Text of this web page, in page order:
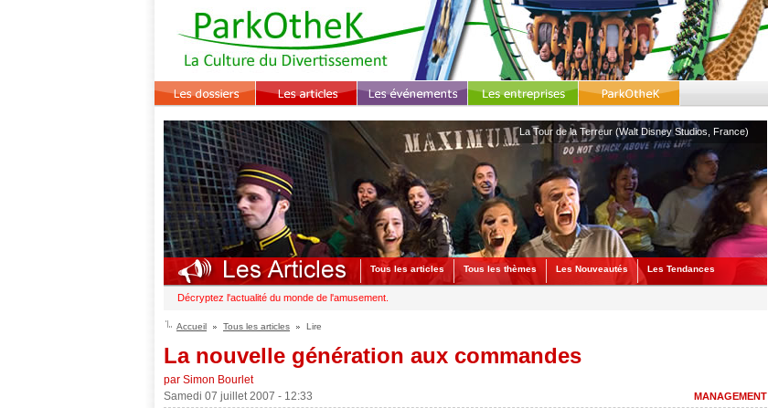
La Tour de la Terreur (Walt Disney Studios, France)
Tous les articles Tous les thèmes Les Nouveautés Les Tendances
Décryptez l'actualité du monde de l'amusement.
Accueil Tous les articles Lire
La nouvelle génération aux commandes
par Simon Bourlet
MANAGEMENT
Samedi 07 juillet 2007 - 12:33